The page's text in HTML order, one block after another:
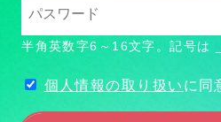
半角英数字6～16文字。記号は
個人情報の取り扱い に同